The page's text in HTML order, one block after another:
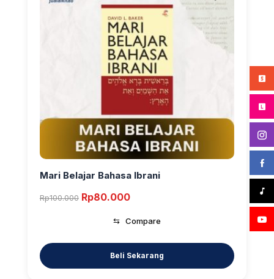
Mari Belajar Bahasa Ibrani
Rp100.000 Original
Rp100.000.
Rp80.000Current
Rp80.000.
⇆ Compare